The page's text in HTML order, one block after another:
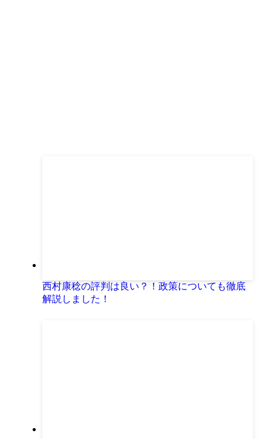
西村康稔の評判は良い？！政策についても徹底
解説しました！